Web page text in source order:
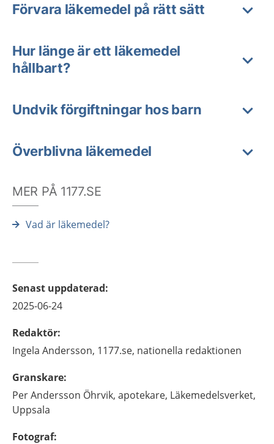
Förvara läkemedel på rätt sätt
Hur länge är ett läkemedel
hållbart?
Undvik förgiftningar hos barn
Överblivna läkemedel
MER PÅ 1177.SE
Vad är läkemedel?
Senast uppdaterad:
2025-06-24
Redaktör:
Ingela Andersson, 1177.se, nationella redaktionen
Granskare:
PerAndersson Öhrvik, apotekare, Läkemedelsverket,
Uppsala
Fotograf: